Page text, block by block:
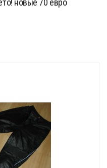
новые 70 евро